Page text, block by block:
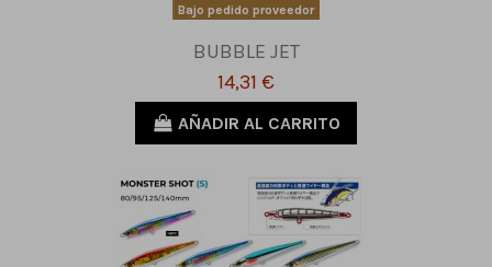
Bajo pedido proveedor
BUBBLE JET
14,31 €
AÑADIR AL CARRITO